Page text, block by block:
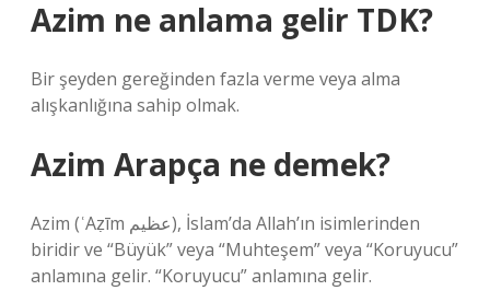
Azim ne anlama gelir TDK?
Bir şeyden gereğinden fazla verme veya alma
alışkanlığına sahip olmak.
Azim Arapça ne demek?
Azim (ʿAẓīm عظيم), İslam’da Allah’ın isimlerinden
biridir ve “Büyük” veya “Muhteşem” veya “Koruyucu”
anlamına gelir. “Koruyucu” anlamına gelir.